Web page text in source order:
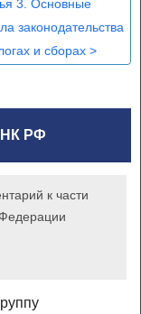
3. Основные
законодательства
и сборах >
РФ
к части